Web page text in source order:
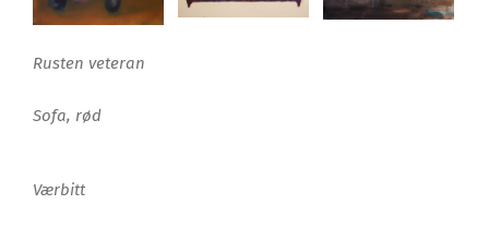
Rusten veteran
Sofa, rød
Værbitt